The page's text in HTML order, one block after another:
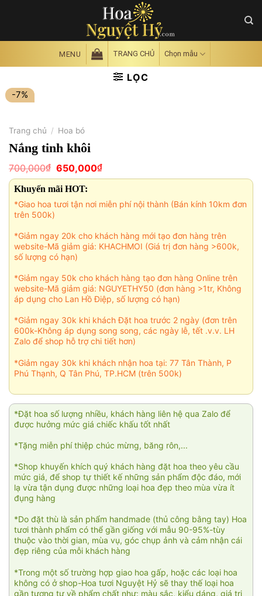
MENU TRANG CHỦ Chọn mẫu
LỌC
-7%
Trang chủ / Hoa bó
Nắng tinh khôi
700,000₫ Giá
gốc
là:
700,000₫.
650,000₫Giá
hiện
650,000₫.
Khuyến mãi HOT:
*Giao hoa tươi tận nơi miễn phí nội thành (Bán kính 10km đơn
trên 500k)
*Giảm ngay 20k cho khách hàng mới tạo đơn hàng trên
website-Mã giảm giá: KHACHMOI (Giá trị đơn hàng >600k,
số lượng có hạn)
*Giảm ngay 50k cho khách hàng tạo đơn hàng Online trên
website-Mã giảm giá: NGUYETHY50 (đơn hàng >1tr, Không
áp dụng cho Lan Hồ Điệp, số lượng có hạn)
*Giảm ngay 30k khi khách Đặt hoa trước 2 ngày (đơn trên
600k-Không áp dụng song song, các ngày lễ, tết .v.v. LH
Zalo để shop hỗ trợ chi tiết hơn)
*Giảm ngay 30k khi khách nhận hoa tại: 77 Tân Thành, P
Phú Thạnh, Q Tân Phú, TP.HCM (trên 500k)
*Đặt hoa số lượng nhiều, khách hàng liên hệ qua Zalo để
được hưởng mức giá chiếc khấu tốt nhất
*Tặng miễn phí thiệp chúc mừng, băng rôn,...
*Shop khuyến khích quý khách hàng đặt hoa theo yêu cầu
mức giá, để shop tự thiết kế những sản phẩm độc đáo, mới
lạ vừa tận dụng được những loại hoa đẹp theo mùa vừa ít
đụng hàng
*Do đặt thù là sản phẩm handmade (thủ công bằng tay) Hoa
tươi thành phẩm có thể gần giống với mẫu 90-95%-tùy
thuộc vào thời gian, mùa vụ, góc chụp ảnh và cảm nhận cái
đẹp riêng của mỗi khách hàng
*Trong một số trường hợp giao hoa gấp, hoặc các loại hoa
không có ở shop-Hoa tươi Nguyệt Hỷ sẽ thay thế loại hoa
gần tương tự về phẩm chất như: màu sắc, kiểu dáng, giá trị